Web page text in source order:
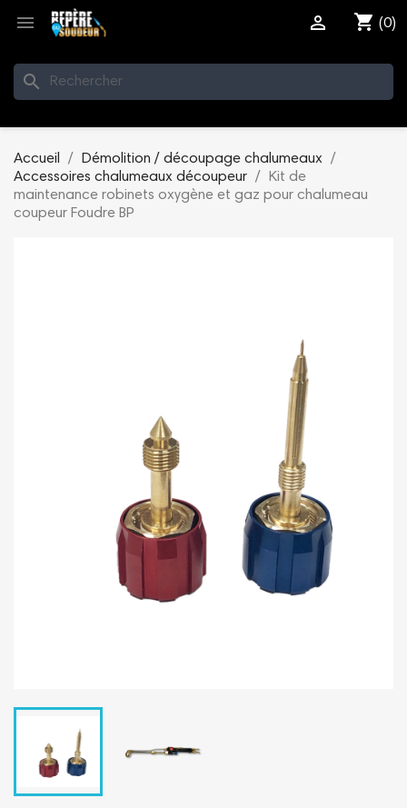
 shopping_cart (0)

search
Accueil
Démolition / découpage chalumeaux
Accessoires chalumeaux découpeur
Kit de
maintenance robinets oxygène et gaz pour chalumeau
coupeur Foudre BP